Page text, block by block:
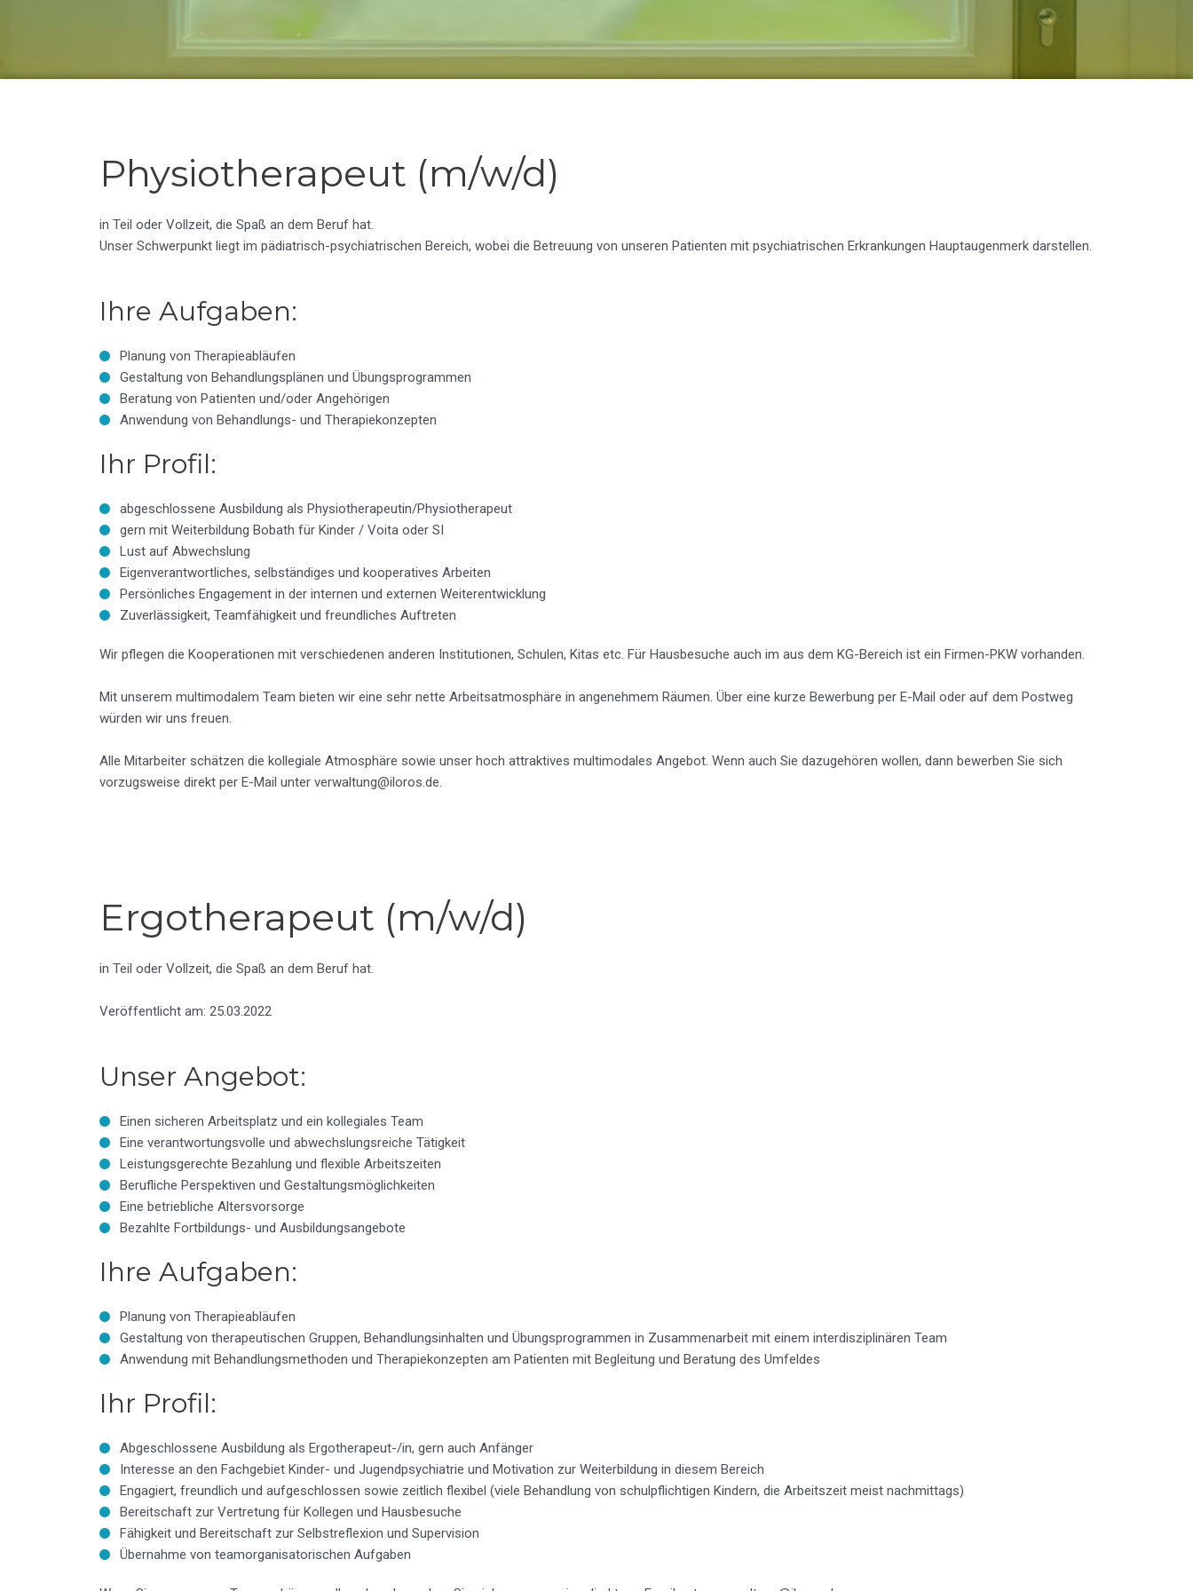
Physiotherapeut (m/w/d)
in Teil oder Vollzeit, die Spaß an dem Beruf hat.
Unser Schwerpunkt liegt im pädiatrisch-psychiatrischen Bereich, wobei die Betreuung von unseren Patienten mit psychiatrischen Erkrankungen Hauptaugenmerk darstellen.
Ihre Aufgaben:
Planung von Therapieabläufen
Gestaltung von Behandlungsplänen und Übungsprogrammen
Beratung von Patienten und/oder Angehörigen
Anwendung von Behandlungs- und Therapiekonzepten
Ihr Profil:
abgeschlossene Ausbildung als Physiotherapeutin/Physiotherapeut
gern mit Weiterbildung Bobath für Kinder / Voita oder SI
Lust auf Abwechslung
Eigenverantwortliches, selbständiges und kooperatives Arbeiten
Persönliches Engagement in der internen und externen Weiterentwicklung
Zuverlässigkeit, Teamfähigkeit und freundliches Auftreten
Wir pflegen die Kooperationen mit verschiedenen anderen Institutionen, Schulen, Kitas etc. Für Hausbesuche auch im aus dem KG-Bereich ist ein Firmen-PKW vorhanden.
Mit unserem multimodalem Team bieten wir eine sehr nette Arbeitsatmosphäre in angenehmem Räumen. Über eine kurze Bewerbung per E-Mail oder auf dem Postweg
würden wir uns freuen.
Alle Mitarbeiter schätzen die kollegiale Atmosphäre sowie unser hoch attraktives multimodales Angebot. Wenn auch Sie dazugehören wollen, dann bewerben Sie sich
vorzugsweise direkt per E-Mail unter verwaltung@iloros.de.
Ergotherapeut (m/w/d)
in Teil oder Vollzeit, die Spaß an dem Beruf hat.
Veröffentlicht am: 25.03.2022
Unser Angebot:
Einen sicheren Arbeitsplatz und ein kollegiales Team
Eine verantwortungsvolle und abwechslungsreiche Tätigkeit
Leistungsgerechte Bezahlung und flexible Arbeitszeiten
Berufliche Perspektiven und Gestaltungsmöglichkeiten
Eine betriebliche Altersvorsorge
Bezahlte Fortbildungs- und Ausbildungsangebote
Ihre Aufgaben:
Planung von Therapieabläufen
Gestaltung von therapeutischen Gruppen, Behandlungsinhalten und Übungsprogrammen in Zusammenarbeit mit einem interdisziplinären Team
Anwendung mit Behandlungsmethoden und Therapiekonzepten am Patienten mit Begleitung und Beratung des Umfeldes
Ihr Profil:
Abgeschlossene Ausbildung als Ergotherapeut-/in, gern auch Anfänger
Interesse an den Fachgebiet Kinder- und Jugendpsychiatrie und Motivation zur Weiterbildung in diesem Bereich
Engagiert, freundlich und aufgeschlossen sowie zeitlich flexibel (viele Behandlung von schulpflichtigen Kindern, die Arbeitszeit meist nachmittags)
Bereitschaft zur Vertretung für Kollegen und Hausbesuche
Fähigkeit und Bereitschaft zur Selbstreflexion und Supervision
Übernahme von teamorganisatorischen Aufgaben